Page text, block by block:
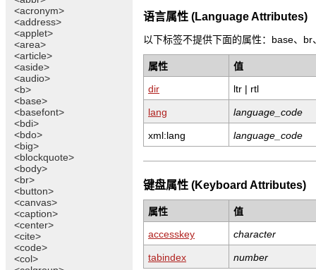
<acronym>
<address>
<applet>
<area>
<article>
<aside>
<audio>
<b>
<base>
<basefont>
<bdi>
<bdo>
<big>
<blockquote>
<body>
<br>
<button>
<canvas>
<caption>
<center>
<cite>
<code>
<col>
语言属性 (Language Attributes)
以下标签不提供下面的属性：base、
属性
值
dir
ltr | rtl
lang language_code
xml:lang language_code
键盘属性 (Keyboard Attributes)
属性
值
accesskey
character
tabindex number